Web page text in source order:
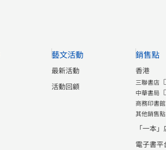
藝文活動
最新活動
活動回顧
銷售點
香港
三聯書店
中華書局
商務印書館
其他銷售點
「一本
電子書平